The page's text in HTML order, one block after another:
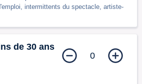
intermittents du spectacle, artiste-
de 30 ans
0